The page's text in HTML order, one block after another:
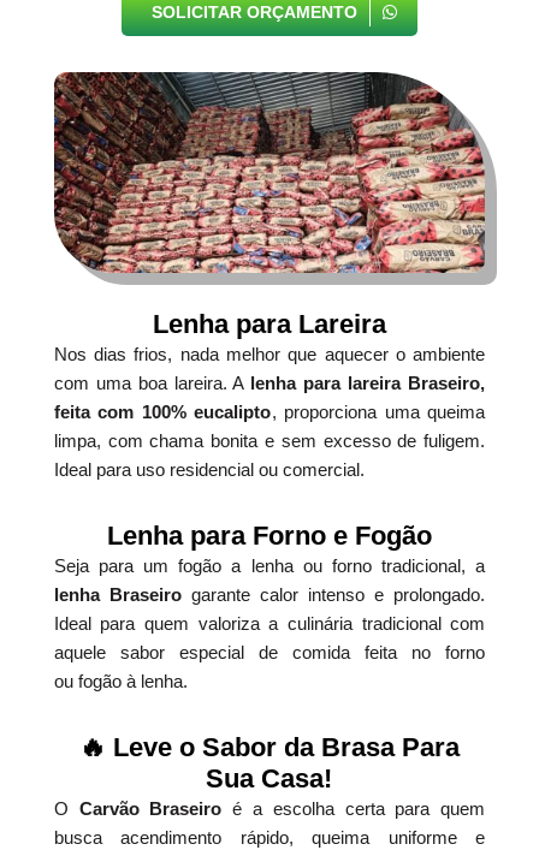
SOLICITAR ORÇAMENTO
Lenha para Lareira
Nos dias frios, nada melhor que aquecer o ambiente
com uma boa lareira. A lenha para lareira Braseiro,
feita com 100% eucalipto, proporciona uma queima
limpa, com chama bonita e sem excesso de fuligem.
Ideal para uso residencial ou comercial.
Lenha para Forno e Fogão
Seja para um fogão a lenha ou forno tradicional, a
lenha Braseirogarante calor intenso e prolongado.
Ideal para quem valoriza a culinária tradicional com
aquele sabor especial de comida feita no forno
ou fogão à lenha.
🔥 Leve o Sabor da Brasa Para
Sua Casa!
O Carvão Braseiro é a escolha certa para quem
busca acendimento rápido, queima uniforme e